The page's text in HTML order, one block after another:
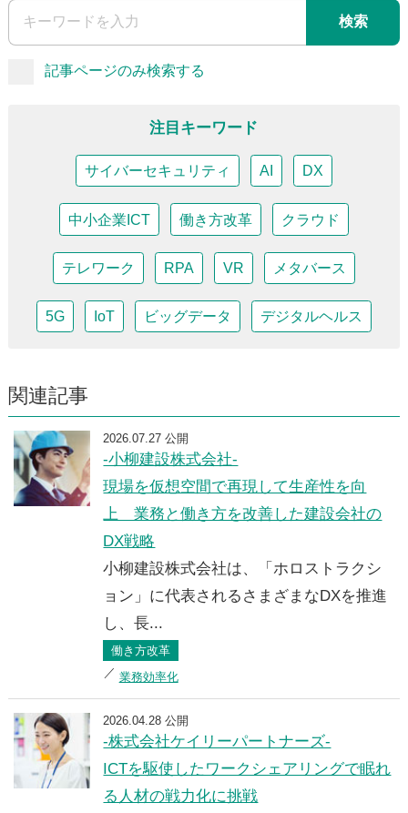
検索
記事ページのみ検索する
注目キーワード
サイバーセキュリティ AI DX
中小企業ICT 働き方改革 クラウド
テレワーク RPA VR メタバース
5G IoT ビッグデータ デジタルヘルス
関連記事
2026.07.27 公開
-小柳建設株式会社-
現場を仮想空間で再現して生産性を向
上 業務と働き方を改善した建設会社の
DX戦略
小柳建設株式会社は、「ホロストラクシ
ョン」に代表されるさまざまなDXを推進
し、長...
働き方改革
業務効率化
2026.04.28 公開
-株式会社ケイリーパートナーズ-
ICTを駆使したワークシェアリングで眠れ
る人材の戦力化に挑戦